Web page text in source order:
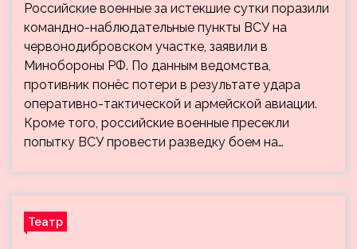
Российские военные за истекшие сутки поразили
командно-наблюдательные пункты ВСУ на
червонодибровском участке, заявили в
Минобороны РФ. По данным ведомства,
противник понёс потери в результате удара
оперативно-тактической и армейской авиации.
Кроме того, российские военные пресекли
попытку ВСУ провести разведку боем на…
Театр